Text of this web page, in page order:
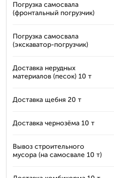
Погрузка самосвала
(фронтальный погрузчик)
Погрузка самосвала
(экскаватор-погрузчик)
Доставка нерудных
материалов (песок) 10 т
Доставка щебня 20 т
Доставка чернозёма 10 т
Вывоз строительного
мусора (на самосвале 10 т)